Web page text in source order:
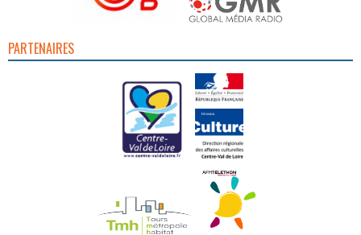
PARTENAIRES